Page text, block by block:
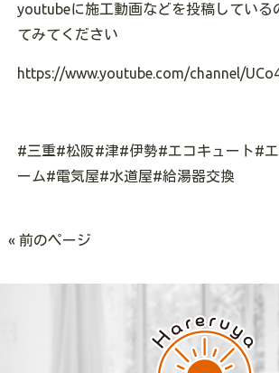
youtubeに施工動画などを投稿している
てみてください
https://www.youtube.com/channel/
#三重#松阪#津#伊勢#エコキュート#
ーム#電気屋#水道屋#給湯器交換
« 前のページ